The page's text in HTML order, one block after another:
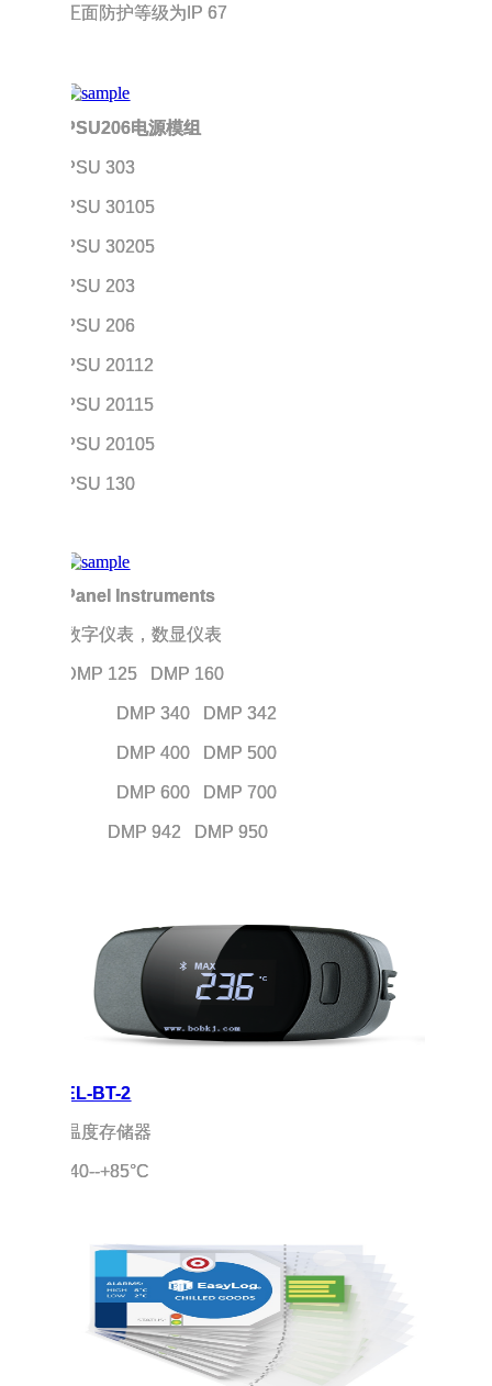
正面防护等级为IP 67
PSU206电源模组
PSU 303
PSU 30105
PSU 30205
PSU 203
PSU 206
PSU 20112
PSU 20115
PSU 20105
PSU 130
Panel Instruments
数字仪表，数显仪表
DMP 125   DMP 160
            DMP 340   DMP 342
            DMP 400   DMP 500
            DMP 600   DMP 700
          DMP 942   DMP 950
EL-BT-2
温度存储器
-40--+85°C